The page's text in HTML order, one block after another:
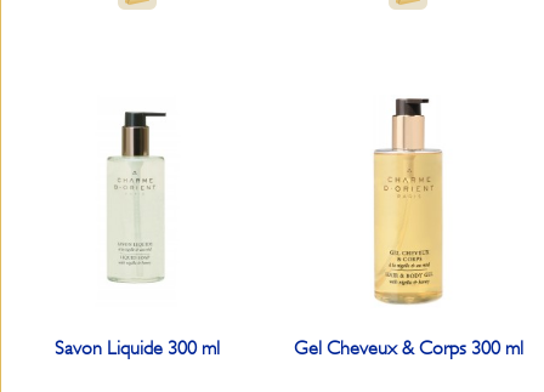
Savon Liquide 300 ml Gel Cheveux & Corps 300 ml